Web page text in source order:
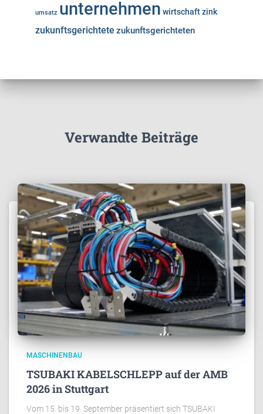
umsatz unternehmen wirtschaftzink
zukunftsgerichtete zukunftsgerichteten
Verwandte Beiträge
MASCHINENBAU
TSUBAKI KABELSCHLEPP auf der AMB
2026 in Stuttgart
Vom 15. bis 19. September präsentiert sich TSUBAKI